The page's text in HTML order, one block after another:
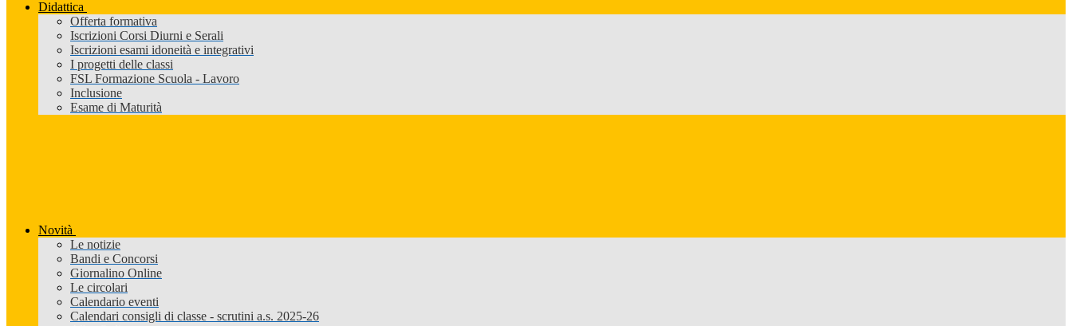
Didattica
Offerta formativa
Iscrizioni Corsi Diurni e Serali
Iscrizioni esami idoneità e integrativi
I progetti delle classi
FSL Formazione Scuola - Lavoro
Inclusione
Esame di Maturità
Novità
Le notizie
Bandi e Concorsi
Giornalino Online
Le circolari
Calendario eventi
Calendari consigli di classe - scrutini a.s. 2025-26